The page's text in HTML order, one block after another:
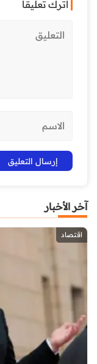
اترك تعليقاً
آخر الأخبار
اقتصاد